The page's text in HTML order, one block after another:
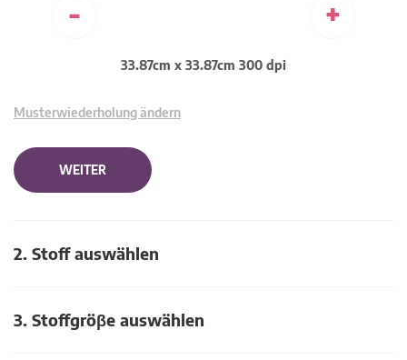
- +
33.87cm x 33.87cm 300 dpi
Musterwiederholung ändern
WEITER
2. Stoff auswählen
3. Stoffgröβe auswählen